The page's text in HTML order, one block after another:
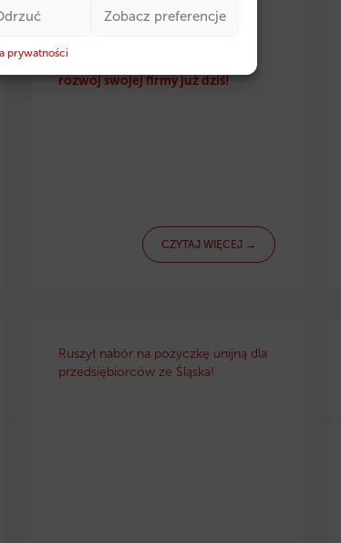
Zobacz preferencje
prywatności
finansowania.
Sprawdź szczegóły i postaw na
rozwój swojej firmy już dziś!
CZYTAJ WIĘCEJ →
Ruszył nabór na pożyczkę unijną dla
przedsiębiorców ze Śląska!